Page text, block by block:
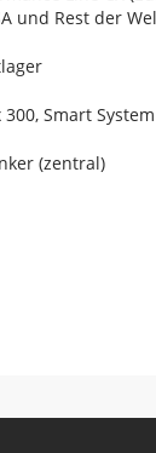
und Rest der
Smart System
(zentral)